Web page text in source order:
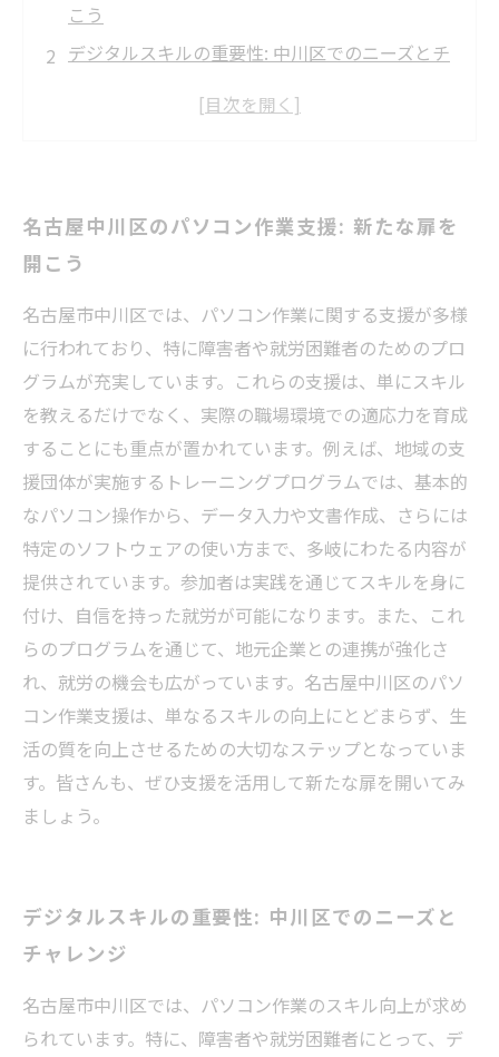
こう
デジタルスキルの重要性: 中川区でのニーズとチ
実際の支援プログラム: 障害者や就労困難者の声
具体的ステップ
成功事例に学ぶ: 支援を受けた人々のストーリー
中川区の支援団体紹介: 誰がどのように助けてい
るか
パソコン作業支援の未来: あなたも一歩踏み出そ
う
名古屋中川区のパソコン作業支援: 新たな扉を
開こう
名古屋市中川区では、パソコン作業に関する支援が多様
に行われており、特に障害者や就労困難者のためのプロ
グラムが充実しています。これらの支援は、単にスキル
を教えるだけでなく、実際の職場環境での適応力を育成
することにも重点が置かれています。例えば、地域の支
援団体が実施するトレーニングプログラムでは、基本的
なパソコン操作から、データ入力や文書作成、さらには
特定のソフトウェアの使い方まで、多岐にわたる内容が
提供されています。参加者は実践を通じてスキルを身に
付け、自信を持った就労が可能になります。また、これ
らのプログラムを通じて、地元企業との連携が強化さ
れ、就労の機会も広がっています。名古屋中川区のパソ
コン作業支援は、単なるスキルの向上にとどまらず、生
活の質を向上させるための大切なステップとなっていま
す。皆さんも、ぜひ支援を活用して新たな扉を開いてみ
ましょう。
デジタルスキルの重要性: 中川区でのニーズと
チャレンジ
名古屋市中川区では、パソコン作業のスキル向上が求め
られています。特に、障害者や就労困難者にとって、デ